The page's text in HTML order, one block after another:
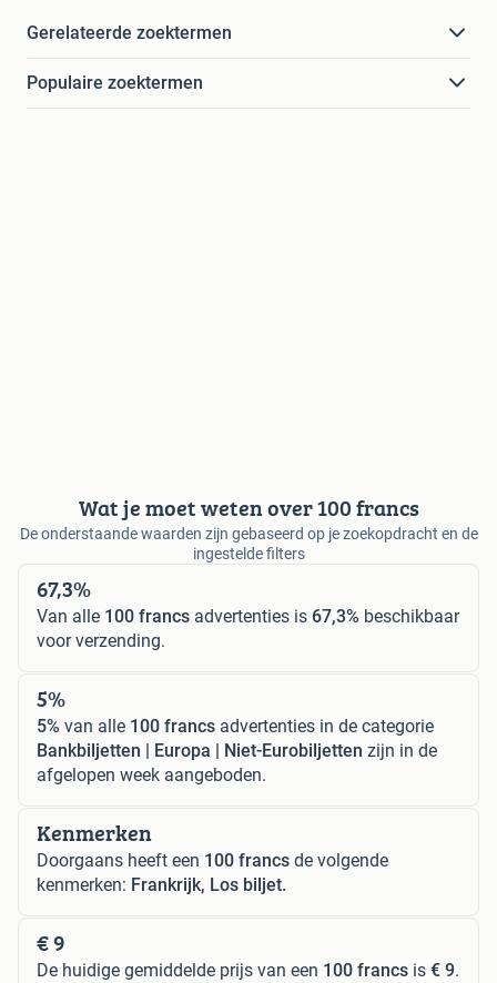
Gerelateerde zoektermen
Populaire zoektermen
Wat je moet weten over 100 francs
De onderstaande waarden zijn gebaseerd op je zoekopdracht en de
ingestelde filters
67,3%
Van alle 100 francs advertenties is 67,3% beschikbaar
voor verzending.
5%
5% van alle 100 francs advertenties in de categorie
Bankbiljetten | Europa | Niet-Eurobiljetten zijn in de
afgelopen week aangeboden.
Kenmerken
Doorgaans heeft een 100 francs de volgende
kenmerken: Frankrijk, Los biljet.
€ 9
De huidige gemiddelde prijs van een 100 francs is € 9.